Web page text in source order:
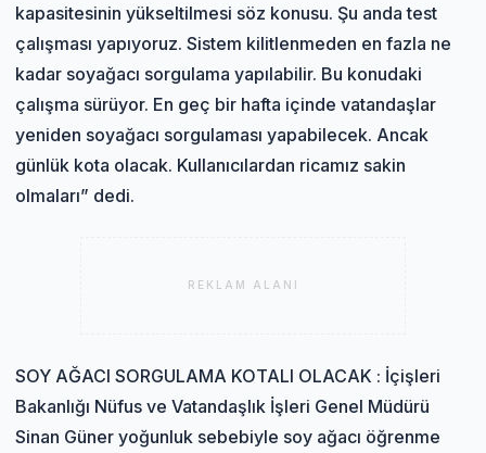
kapasitesinin yükseltilmesi söz konusu. Şu anda test
çalışması yapıyoruz. Sistem kilitlenmeden en fazla ne
kadar soyağacı sorgulama yapılabilir. Bu konudaki
çalışma sürüyor. En geç bir hafta içinde vatandaşlar
yeniden soyağacı sorgulaması yapabilecek. Ancak
günlük kota olacak. Kullanıcılardan ricamız sakin
olmaları” dedi.
REKLAM ALANI
SOY AĞACI SORGULAMA KOTALI OLACAK : İçişleri
Bakanlığı Nüfus ve Vatandaşlık İşleri Genel Müdürü
Sinan Güner yoğunluk sebebiyle soy ağacı öğrenme